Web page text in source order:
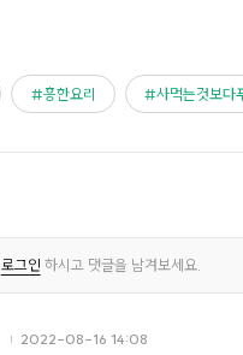
흥한요리 사먹는것보다
로그인 하시고 댓글을 남겨보세요.
2022-08-16 14:08